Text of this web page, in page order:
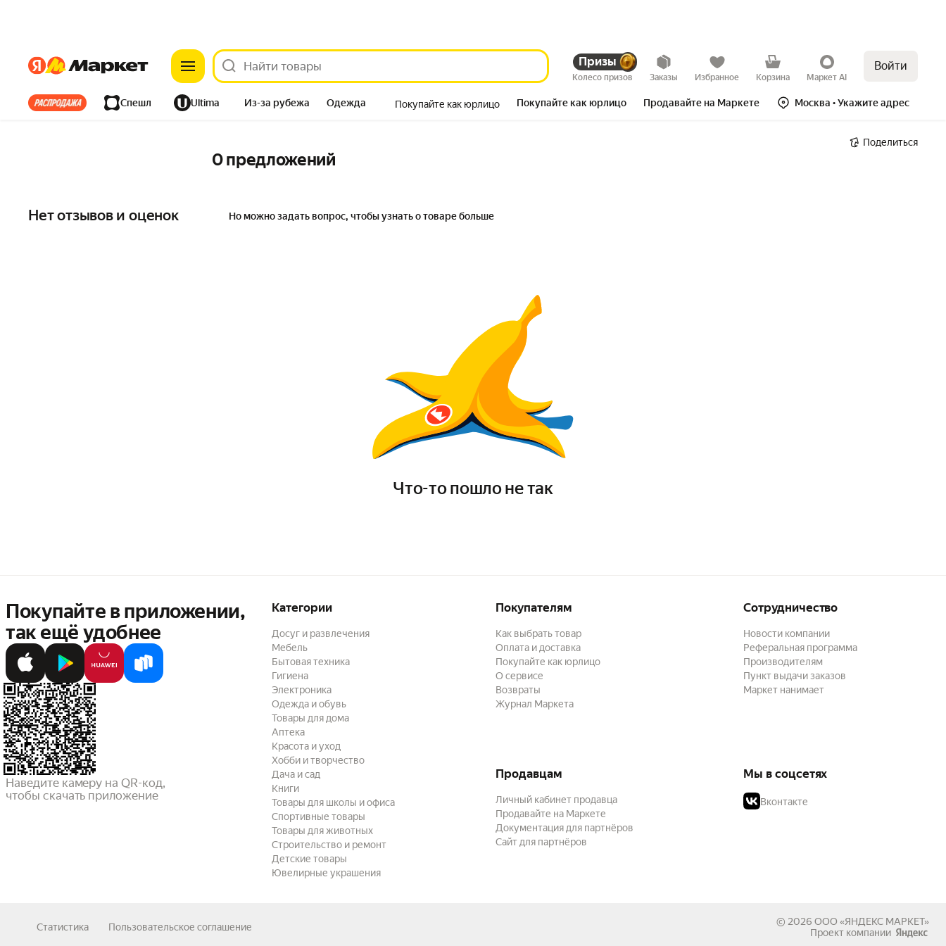
ЯндексЯндекс Призы
Колесо призов Заказы Избранное Корзина Маркет AI
Войти
Все хиты Спешл Ultima Из-за рубежа Одежда Покупайте как юрлицо Покупайте как юрлицо Продавайте на Маркете Москва • Укажите адрес
Поделиться
0 предложений
Нет отзывов и оценок Но можно задать вопрос, чтобы узнать о товаре больше
Что-то пошло не так
Покупайте в приложении,
так ещё удобнее
Наведите камеру на QR-код,
чтобы скачать приложение
Категории
Досуг и развлечения
Мебель
Бытовая техника
Гигиена
Электроника
Одежда и обувь
Товары для дома
Аптека
Красота и уход
Хобби и творчество
Дача и сад
Книги
Товары для школы и офиса
Спортивные товары
Товары для животных
Строительство и ремонт
Детские товары
Ювелирные украшения
Покупателям
Как выбрать товар
Оплата и доставка
Покупайте как юрлицо
О сервисе
Возвраты
Журнал Маркета
Сотрудничество
Новости компании
Реферальная программа
Производителям
Пункт выдачи заказов
Маркет нанимает
Продавцам
Личный кабинет продавца
Продавайте на Маркете
Документация для партнёров
Сайт для партнёров
Мы в соцсетях
Вконтакте
Статистика Пользовательское соглашение © 2026 ООО «ЯНДЕКС МАРКЕТ»
Проект компании